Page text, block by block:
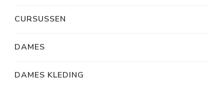
CURSUSSEN
DAMES
DAMES KLEDING